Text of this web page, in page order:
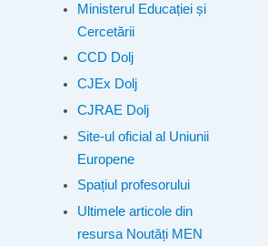
Ministerul Educației și
Cercetării
CCD Dolj
CJEx Dolj
CJRAE Dolj
Site-ul oficial al Uniunii
Europene
Spațiul profesorului
Ultimele articole din
resursa Noutăți MEN